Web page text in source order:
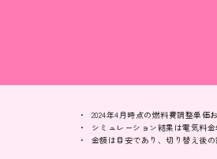
2024年4月時点の燃料費調整単価
シミュレーション結果は電気料
金額は目安であり、切り替え後